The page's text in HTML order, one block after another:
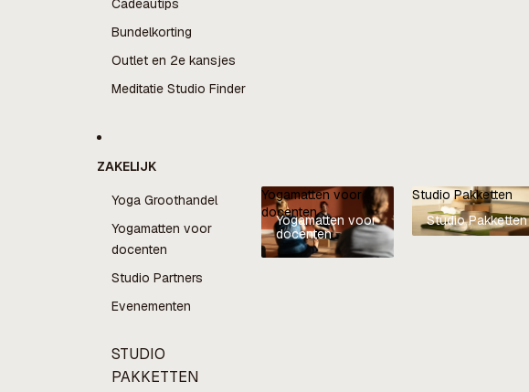
Cadeautips
Bundelkorting
Outlet en 2e kansjes
Meditatie Studio Finder
ZAKELIJK
Yoga Groothandel
Yogamatten voor
docenten
Studio Partners
Evenementen
STUDIO
PAKKETTEN
Yogamatten voor
docenten
Yogamatten voor
docenten
Studio Pakketten
Studio Pakketten